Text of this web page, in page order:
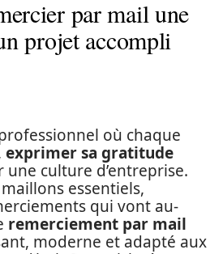
par mail une
projet accompli
où chaque
exprimer sa gratitude
culture d’entreprise.
maillons essentiels,
qui vont au-
remerciement par mail
moderne et adapté aux